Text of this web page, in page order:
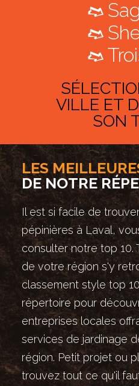
VILLE ET
SON
LES
DE NOTRE
Il est si facile de
pépinières à Laval,
consulter notre top 10.
de votre région s'y
classement style top
répertoire pour
entreprises locales
services de jardinage
région. Petit projet ou
trouvez tout ce qu'il